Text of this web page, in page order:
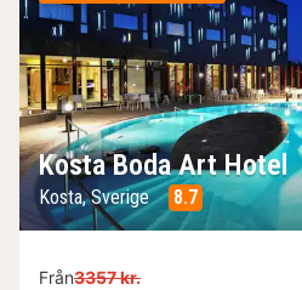
Kosta Boda Art Hotel
Kosta, Sverige 8.7
Från3357 kr.